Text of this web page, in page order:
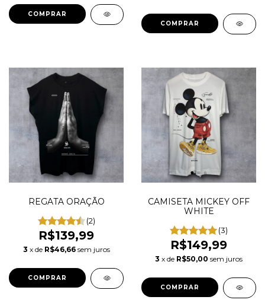
COMPRAR
COMPRAR
REGATA ORAÇÃO
(2)
R$139,99
3 x de R$46,66 sem juros
COMPRAR
CAMISETA MICKEY OFF
WHITE
(3)
R$149,99
3 x de R$50,00 sem juros
COMPRAR